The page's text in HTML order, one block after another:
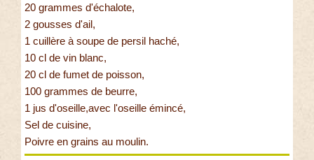
20 grammes d'échalote,
2 gousses d'ail,
1 cuillère à soupe de persil haché,
10 cl de vin blanc,
20 cl de fumet de poisson,
100 grammes de beurre,
1 jus d'oseille,avec l'oseille émincé,
Sel de cuisine,
Poivre en grains au moulin.